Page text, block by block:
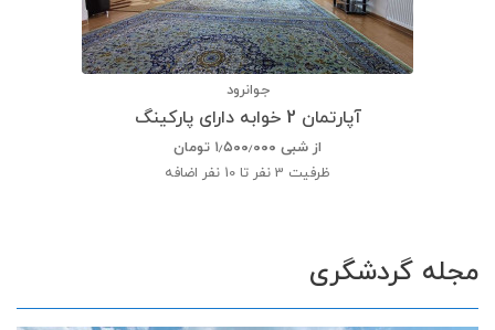
جوانرود
آپارتمان 2 خوابه دارای پارکینگ
از شبی ۱٫۵۰۰٫۰۰۰ تومان
ظرفیت 3 نفر تا 10 نفر اضافه
مجله گردشگری